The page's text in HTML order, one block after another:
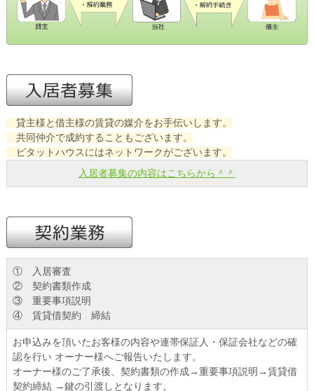
貸主様と借主様の賃貸の媒介をお手伝いします。
共同仲介で成約することもございます。
ピタットハウスにはネットワークがございます。
入居者募集の内容はこちらから＾＾
① 入居審査
② 契約書類作成
③ 重要事項説明
④ 賃貸借契約 締結
お申込みを頂いたお客様の内容や連帯保証人・保証会社などの確
認を行い オーナー様へご報告いたします。
オーナー様のご了承後、契約書類の作成→重要事項説明→賃貸借
契約締結 →鍵の引渡しとなります。